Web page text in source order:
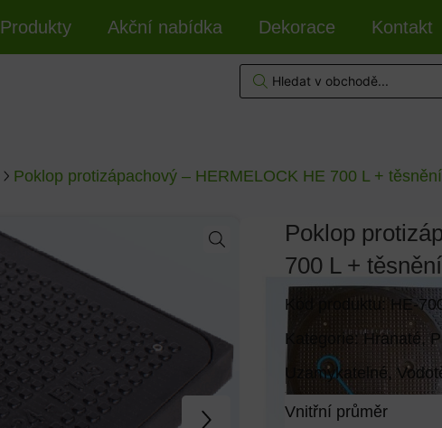
Produkty Akční nabídka Dekorace Kontakt
Poklop protizápachový – HERMELOCK HE 700 L +
Poklop
700 L +
Kód produktu: HE-
Kategorie: Hranaté,
Uzamykatelné,
Vnitřní průměr